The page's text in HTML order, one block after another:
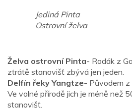
Jediná Pinta
Ostrovní želva
Želva ostrovní Pinta- Rodák z
ztrátě stanovišť zbývá jen jeden.
Delfín řeky Yangtze- Původem z
Ve volné přírodě jich je méně než
stanovišť.